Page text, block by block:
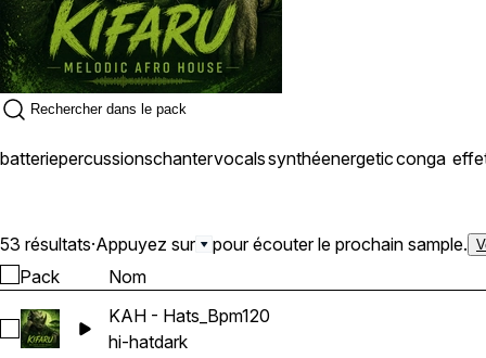
batteriepercussionschantervocalssynthéenergeticconga
53 résultats·Appuyez sur pour écouter le prochain sample.
Pack Nom
Sélectionnez KAH - Hats_Bpm120
KAH - Hats_Bpm120
hi-hatdark